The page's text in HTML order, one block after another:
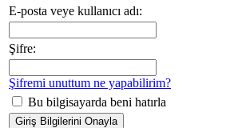
E-posta veye kullanıcı adı:
Şifre:
Şifremi unuttum ne yapabilirim?
Bu bilgisayarda beni hatırla